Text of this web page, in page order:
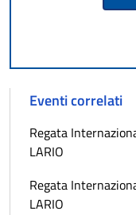
Eventi correlati
Regata
LARIO
Regata
LARIO